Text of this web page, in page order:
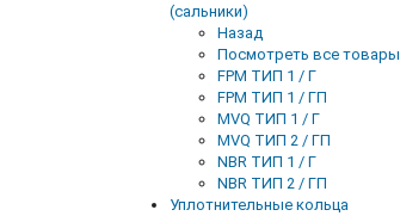
(сальники)
Назад
Посмотреть все товары
FPM ТИП 1 / Г
FPM ТИП 1 / ГП
MVQ ТИП 1 / Г
MVQ ТИП 2 / ГП
NBR ТИП 1 / Г
NBR ТИП 2 / ГП
Уплотнительные кольца